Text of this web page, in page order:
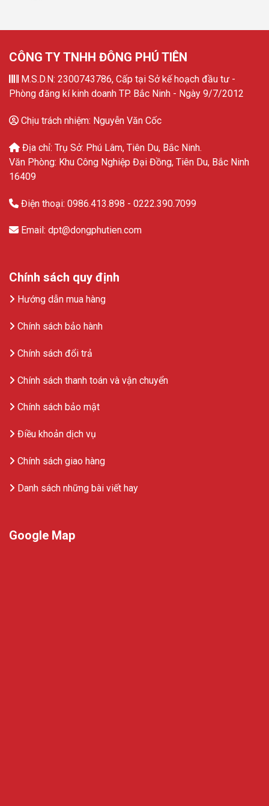
CÔNG TY TNHH ĐÔNG PHÚ TIÊN
M.S.D.N: 2300743786, Cấp tại Sở kế hoạch đầu tư -
Phòng đăng kí kinh doanh TP. Bắc Ninh - Ngày 9/7/2012
Chịu trách nhiệm: Nguyễn Văn Cốc
Địa chỉ: Trụ Sở: Phú Lâm, Tiên Du, Bắc Ninh.
Văn Phòng: Khu Công Nghiệp Đại Đồng, Tiên Du, Bắc Ninh
16409
Điện thoại: 0986.413.898 - 0222.390.7099
Email: dpt@dongphutien.com
Chính sách quy định
Hướng dẫn mua hàng
Chính sách bảo hành
Chính sách đổi trả
Chính sách thanh toán và vận chuyển
Chính sách bảo mật
Điều khoản dịch vụ
Chính sách giao hàng
Danh sách những bài viết hay
Google Map